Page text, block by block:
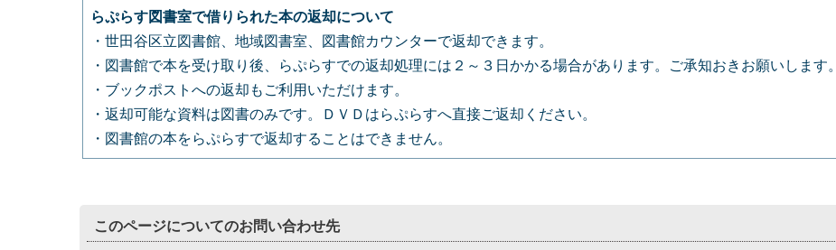
らぷらす図書室で借りられた本の返却について
・世田谷区立図書館、地域図書室、図書館カウンターで返却できます。
・図書館で本を受け取り後、らぷらすでの返却処理には２～３日かかる場合があります。ご承知おきお願いします。
・ブックポストへの返却もご利用いただけます。
・返却可能な資料は図書のみです。ＤＶＤはらぷらすへ直接ご返却ください。
・図書館の本をらぷらすで返却することはできません。
このページについてのお問い合わせ先